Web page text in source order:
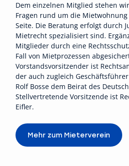
Mehr zum Mieterverein
Dem einzelnen Mitglied stehen
Fragen rund um die
Seite. Die Beratung erfolgt durch
Mietrecht spezialisiert sind.
Mitglieder durch eine
Fall von Mietprozessen
Vorstandsvorsitzender ist
der auch zugleich
Rolf Bosse dem Beirat des
Stellvertretende Vorsitzende ist
Eifler.